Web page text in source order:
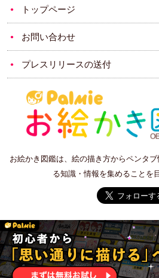
トップページ
お問い合わせ
プレスリリースの送付
お絵かき図鑑は、絵の描き方からペンタ
る知識・情報を集めることを